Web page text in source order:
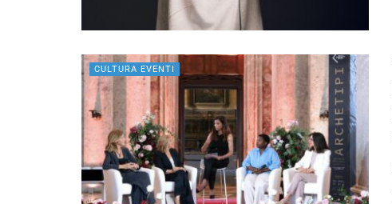
CULTURA EVENTI